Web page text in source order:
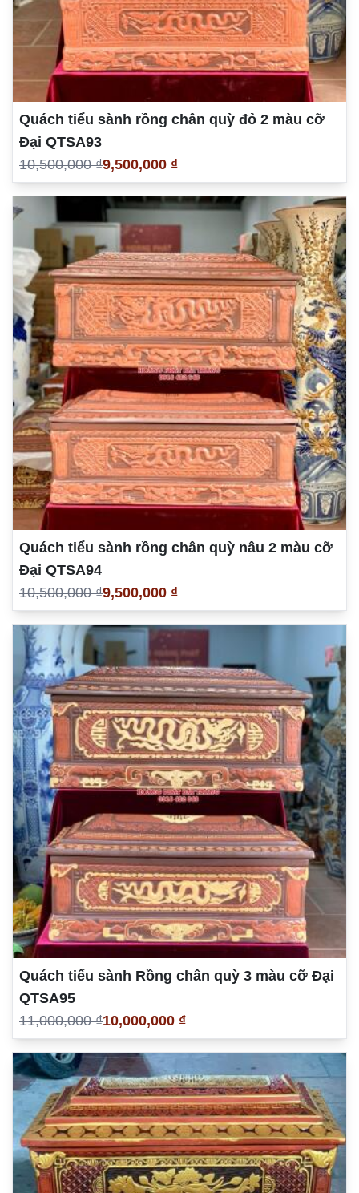
Quách tiểu sành rồng chân quỳ đỏ 2 màu cỡ
Đại QTSA93
10,500,000 ₫9,500,000 ₫
Quách tiểu sành rồng chân quỳ nâu 2 màu cỡ
Đại QTSA94
10,500,000 ₫9,500,000 ₫
Quách tiểu sành Rồng chân quỳ 3 màu cỡ Đại
QTSA95
11,000,000 ₫10,000,000 ₫